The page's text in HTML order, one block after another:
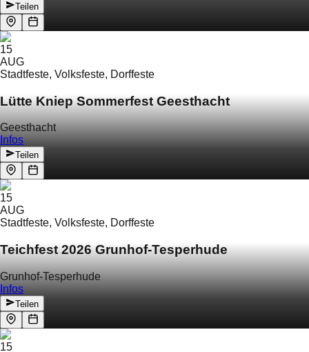
Teilen
15
AUG
Stadtfeste, Volksfeste, Dorffeste
Lütte Kniep Sommerfest Geesthacht
Geesthacht
Infos
Teilen
15
AUG
Stadtfeste, Volksfeste, Dorffeste
Teichfest 2026 Grunhof-Tesperhude
Grunhof-Tesperhude
Infos
Teilen
15